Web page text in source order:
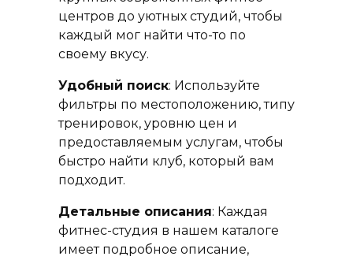
центров до уютных студий, чтобы
каждый мог найти что-то по
своему вкусу.
Удобный поиск: Используйте
фильтры по местоположению, типу
тренировок, уровню цен и
предоставляемым услугам, чтобы
быстро найти клуб, который вам
подходит.
Детальные описания: Каждая
фитнес-студия в нашем каталоге
имеет подробное описание,